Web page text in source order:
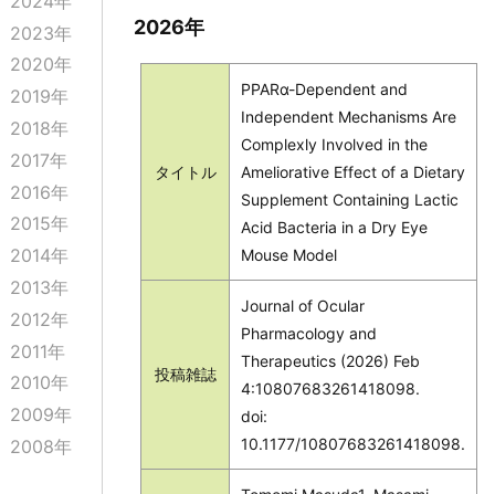
2023年
2020年
2019年
2018年
2017年
2016年
2015年
2014年
2013年
2012年
2011年
2010年
2009年
2008年
2026年
タイトル
PPARα-Dependent and
Independent Mechanisms Are
Complexly Involved in the
Ameliorative Effect of a Dietary
Supplement Containing Lactic
Acid Bacteria in a Dry Eye
Mouse Model
投稿雑誌
Journal of Ocular
Pharmacology and
Therapeutics (2026) Feb
4:10807683261418098.
doi:
10.1177/10807683261418098.